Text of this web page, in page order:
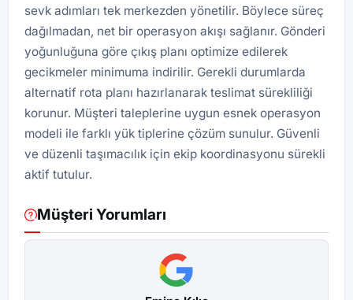
sevk adımları tek merkezden yönetilir. Böylece süreç
dağılmadan, net bir operasyon akışı sağlanır. Gönderi
yoğunluğuna göre çıkış planı optimize edilerek
gecikmeler minimuma indirilir. Gerekli durumlarda
alternatif rota planı hazırlanarak teslimat sürekliliği
korunur. Müşteri taleplerine uygun esnek operasyon
modeli ile farklı yük tiplerine çözüm sunulur. Güvenli
ve düzenli taşımacılık için ekip koordinasyonu sürekli
aktif tutulur.
Müşteri Yorumları